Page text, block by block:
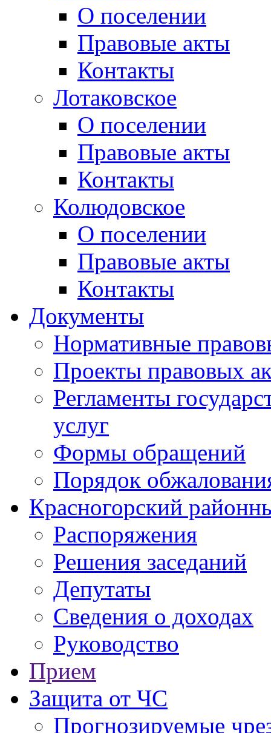
О поселении
Правовые акты
Контакты
Лотаковское
О поселении
Правовые акты
Контакты
Колюдовское
О поселении
Правовые акты
Контакты
Документы
Нормативные
Проекты правовых
Регламенты
услуг
Формы обращений
Порядок
Красногорский
Распоряжения
Решения заседаний
Депутаты
Сведения о доходах
Руководство
Прием
Защита от ЧС
Прогнозируемые